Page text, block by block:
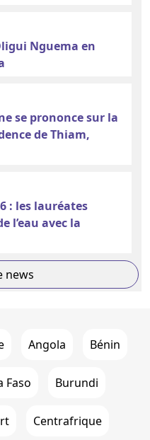
Nguema en
se prononce sur la
de Thiam,
: les lauréates
l’eau avec la
news
Angola Bénin
Faso Burundi
Centrafrique